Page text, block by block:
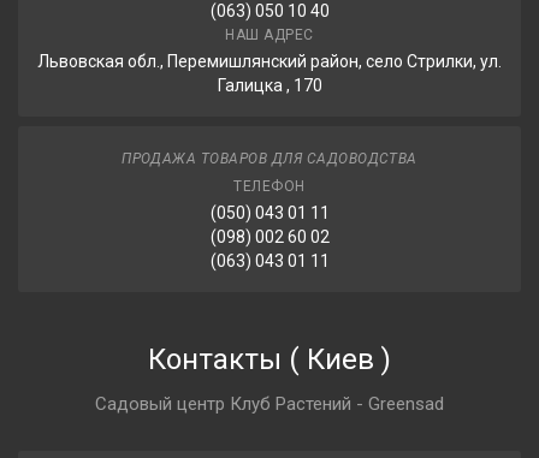
(063) 050 10 40
НАШ АДРЕС
Львовская обл., Перемишлянский район, село Стрилки, ул.
Галицка , 170
ПРОДАЖА ТОВАРОВ ДЛЯ САДОВОДСТВА
ТЕЛЕФОН
(050) 043 01 11
(098) 002 60 02
(063) 043 01 11
Контакты ( Киев )
Садовый центр Клуб Растений - Greensad